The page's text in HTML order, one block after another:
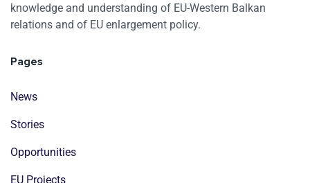
knowledge and understanding of EU-Western Balkan
relations and of EU enlargement policy.
Pages
News
Stories
Opportunities
EU Projects